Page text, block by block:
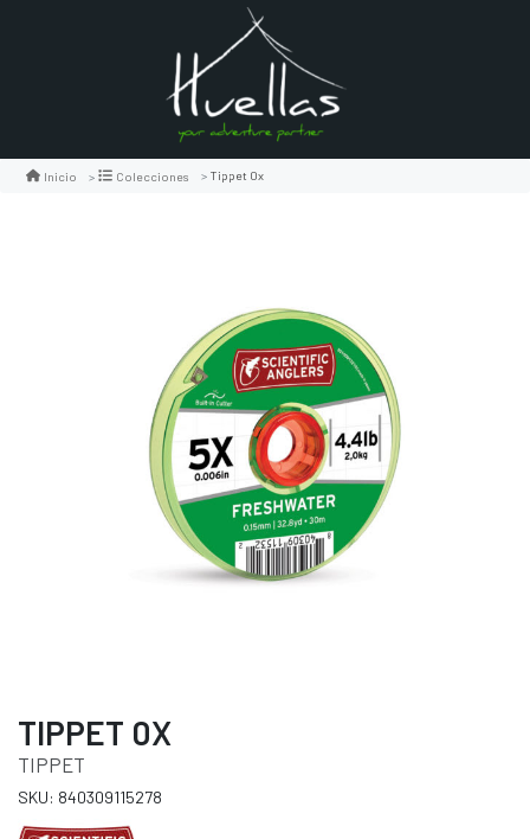
Inicio Colecciones Tippet 0x
TIPPET 0X
TIPPET
SKU: 840309115278